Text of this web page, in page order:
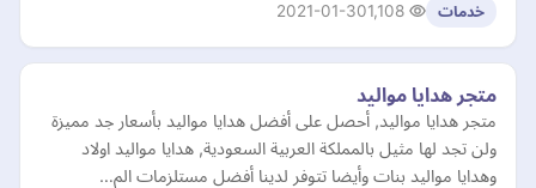
خدمات 2021-01-30
متجر هدايا مواليد
متجر هدايا مواليد, أحصل على أفضل هدايا مواليد بأسعار جد مميزة
ولن تجد لها مثيل بالمملكة العربية السعودية, هدايا مواليد اولاد
وهدايا مواليد بنات وأيضا تتوفر لدينا أفضل مستلزمات الم…